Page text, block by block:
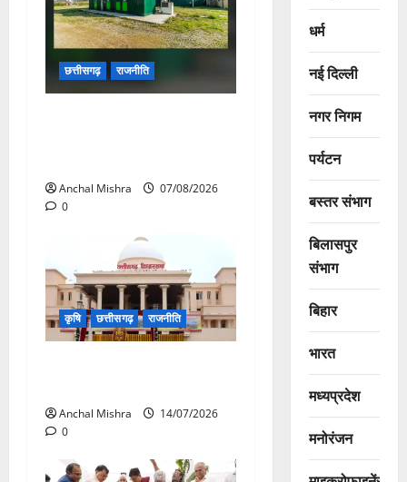
छत्तीसगढ़ राजनीति
Anchal Mishra
07/08/2026
0
कृषि छत्तीसगढ़ राजनीति
Anchal Mishra
14/07/2026
0
धर्म
नई दिल्ली
नगर निगम
पर्यटन
बस्तर संभाग
बिलासपुर
संभाग
बिहार
भारत
मध्यप्रदेश
मनोरंजन